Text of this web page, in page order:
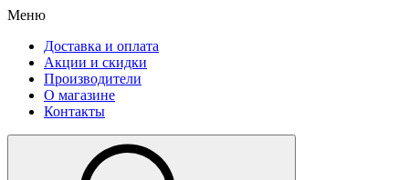
Меню
Доставка и оплата
Акции и скидки
Производители
О магазине
Контакты